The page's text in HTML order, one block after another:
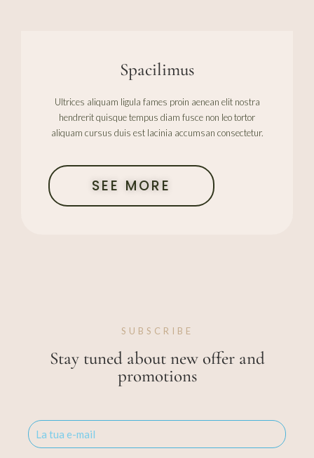
Spacilimus
Ultrices aliquam ligula fames proin aenean elit nostra
hendrerit quisque tempus diam fusce non leo tortor
aliquam cursus duis est lacinia accumsan consectetur.
SEE MORE
SUBSCRIBE
Stay tuned about new offer and
promotions